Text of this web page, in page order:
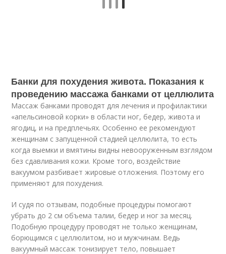
Банки для похудения живота. Показания к
проведению массажа банками от целлюлита
Массаж банками проводят для лечения и профилактики
«апельсиновой корки» в области ног, бедер, живота и
ягодиц, и на предплечьях. Особенно ее рекомендуют
женщинам с запущенной стадией целлюлита, то есть
когда выемки и вмятины видны невооруженным взглядом
без сдавливания кожи. Кроме того, воздействие
вакуумом разбивает жировые отложения. Поэтому его
применяют для похудения.
И судя по отзывам, подобные процедуры помогают
убрать до 2 см объема талии, бедер и ног за месяц.
Подобную процедуру проводят не только женщинам,
борющимся с целлюлитом, но и мужчинам. Ведь
вакуумный массаж тонизирует тело, повышает